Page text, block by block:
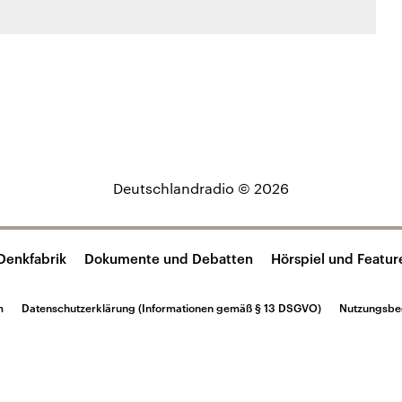
Deutschlandradio © 2026
Dokumente und Debatten Hörspiel und
Datenschutzerklärung (Informationen gemäß § 13 DSGVO)